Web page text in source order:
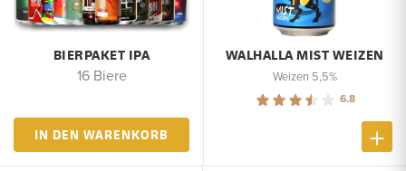
BIERPAKET IPA
16 Biere
IN DEN WARENKORB
WALHALLA MIST WEIZEN
Weizen 5,5%
6.8